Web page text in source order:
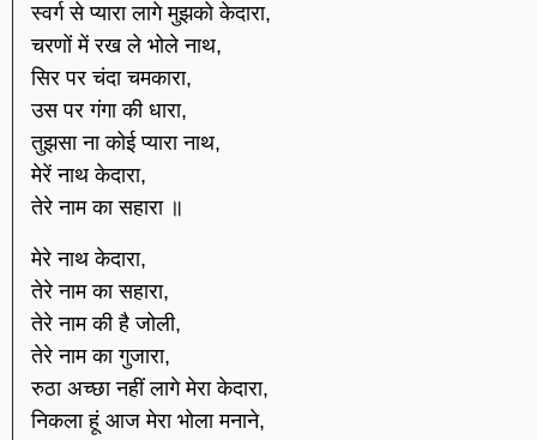
स्वर्ग से प्यारा लागे मुझको केदारा,
चरणों में रख ले भोले नाथ,
सिर पर चंदा चमकारा,
उस पर गंगा की धारा,
तुझसा ना कोई प्यारा नाथ,
मेरें नाथ केदारा,
तेरे नाम का सहारा ॥
मेरे नाथ केदारा,
तेरे नाम का सहारा,
तेरे नाम की है जोली,
तेरे नाम का गुजारा,
रुठा अच्छा नहीं लागे मेरा केदारा,
निकला हूं आज मेरा भोला मनाने,